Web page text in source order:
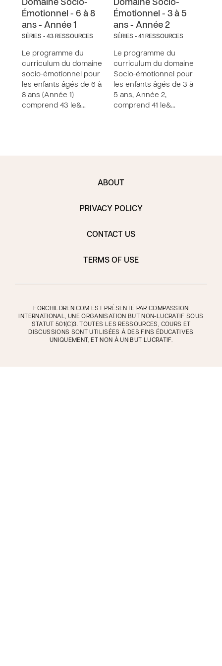
Domaine Socio-
Émotionnel - 6 à 8
ans - Année 1
SÉRIES - 43 RESSOURCES
Le programme du
curriculum du domaine
socio-émotionnel pour
les enfants âgés de 6 à
8 ans (Année 1)
comprend 43 le&…
Domaine Socio-
Émotionnel - 3 à 5
ans - Année 2
SÉRIES - 41 RESSOURCES
Le programme du
curriculum du domaine
Socio-émotionnel pour
les enfants âgés de 3 à
5 ans, Année 2,
comprend 41 le&…
ABOUT
PRIVACY POLICY
CONTACT US
TERMS OF USE
FORCHILDREN.COM EST PRÉSENTÉ PAR COMPASSION
INTERNATIONAL, UNE ORGANISATION BUT NON-LUCRATIF SOUS
STATUT 501(C)3. TOUTES LES RESSOURCES, COURS ET
DISCUSSIONS SONT UTILISÉES À DES FINS ÉDUCATIVES
UNIQUEMENT, ET NON À UN BUT LUCRATIF.